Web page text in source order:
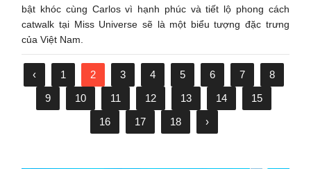
bật khóc cùng Carlos vì hạnh phúc và tiết lộ phong cách
catwalk tại Miss Universe sẽ là một biểu tượng đặc trưng
của Việt Nam.
‹ 1 2 3 4 5 6 7
8
9
10 11 12 13 14
15
16
17 18 ›